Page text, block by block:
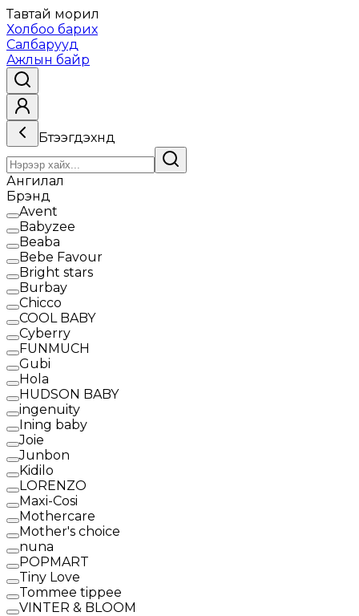
Тавтай морил
Холбоо барих
Салбарууд
Ажлын байр
Бүтээгдэхүүнүүд
Ангилал
Брэнд
Avent
Babyzee
Beaba
Bebe Favour
Bright stars
Burbay
Chicco
COOL BABY
Cyberry
FUNMUCH
Gubi
Hola
HUDSON BABY
ingenuity
Ining baby
Joie
Junbon
Kidilo
LORENZO
Maxi-Cosi
Mothercare
Mother's choice
nuna
POPMART
Tiny Love
Tommee tippee
VINTER & BLOOM